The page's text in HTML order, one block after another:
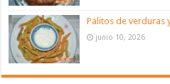
Palitos de verduras
junio 10, 2026